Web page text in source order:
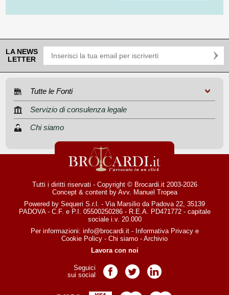
LA NEWS
LETTER
Tutte le Fonti
Servizio di consulenza legale
Chi siamo
Tutti i diritti riservati - Copyright © Brocardi.it 2003-2026
Concept & content by Avv. Manuel Tropea
Powered by Sequeri S.r.l. - Via Marsilio da Padova 22, 35139
PADOVA - C.F. e P.I. 05500250286 - R.E.A. PD471772 - capitale
sociale i.v. 20.000
Per informazioni: info@brocardi.it- Informativa Privacye
Cookie Policy - Chi siamo - Archivio
Lavora con noi
Seguici
sui social
Pagina Facebook
Pagina TwitterPagina LinkedIn